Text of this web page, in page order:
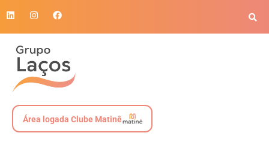
Área logada Clube Matinê